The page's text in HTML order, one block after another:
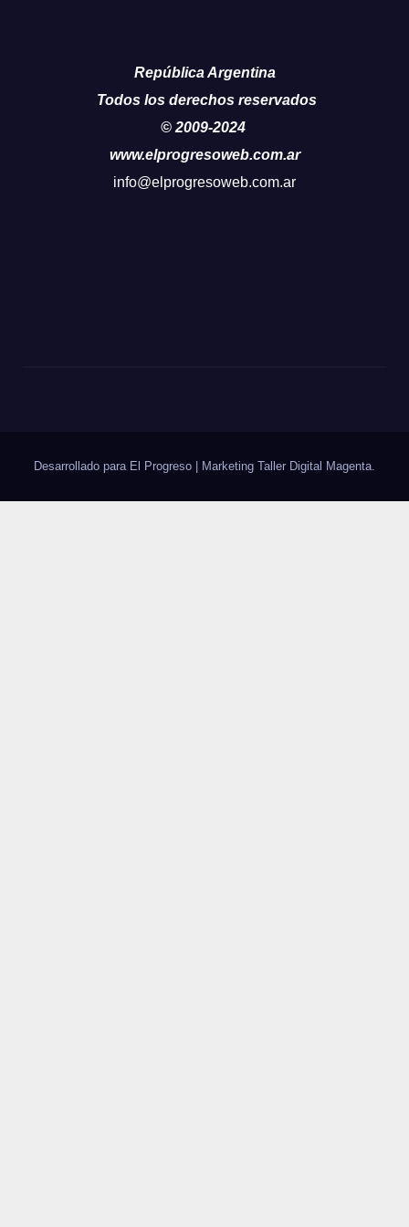
República Argentina
Todos los derechos reservados
© 2009-2024
www.elprogresoweb.com.ar
info@elprogresoweb.com.ar
Desarrollado para El Progreso Marketing Taller Digital Magenta.